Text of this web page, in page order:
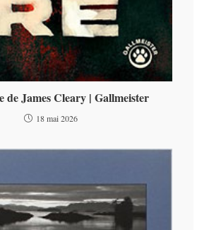
de James Cleary | Gallmeister
18 mai 2026